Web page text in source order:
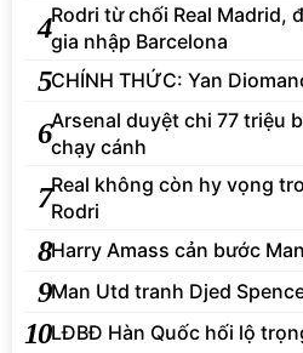
4Rodri từ chối Real Madrid,
gia nhập Barcelona
5CHÍNH THỨC: Yan
6Arsenal duyệt chi 77 triệu
chạy cánh
7Real không còn hy vọng
Rodri
8Harry Amass cản bước
9Man Utd tranh Djed
10LĐBĐ Hàn Quốc hối lộ